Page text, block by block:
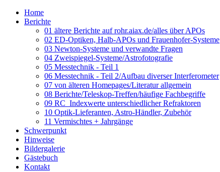
Home
Berichte
01 ältere Berichte auf rohr.aiax.de/alles über APOs
02 ED-Optiken, Halb-APOs und Frauenhofer-Systeme
03 Newton-Systeme und verwandte Fragen
04 Zweispiegel-Systeme/Astrofotografie
05 Messtechnik - Teil 1
06 Messtechnik - Teil 2/Aufbau diverser Interferometer
07 von älteren Homepages/Literatur allgemein
08 Berichte/Teleskop-Treffen/häufige Fachbegriffe
09 RC_Indexwerte unterschiedlicher Refraktoren
10 Optik-Lieferanten, Astro-Händler, Zubehör
11 Vermischtes + Jahrgänge
Schwerpunkt
Hinweise
Bildergalerie
Gästebuch
Kontakt